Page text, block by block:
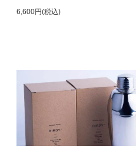
6,600円(税込)